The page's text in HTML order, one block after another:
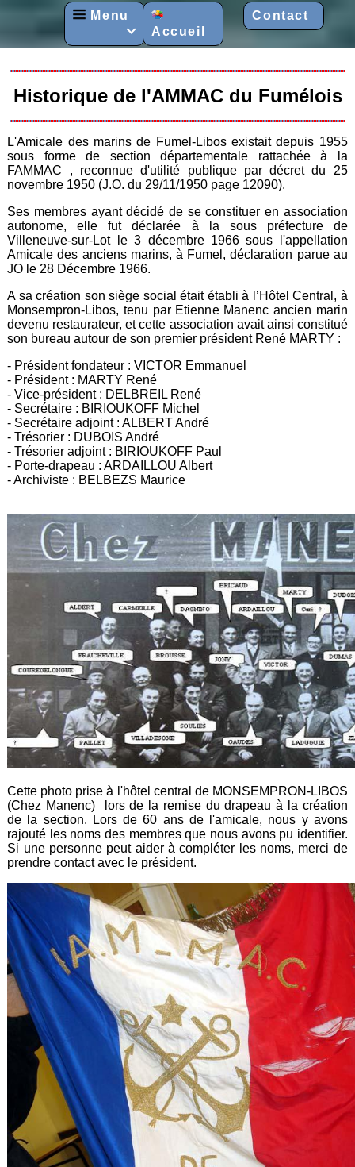
Menu
 Accueil
Contact
Historique de l'AMMAC du Fumélois
L'Amicale des marins de Fumel-Libos existait depuis 1955
sous forme de section départementale rattachée à la
FAMMAC , reconnue d'utilité publique par décret du 25
novembre 1950 (J.O. du 29/11/1950 page 12090).
Ses membres ayant décidé de se constituer en association
autonome, elle fut déclarée à la sous préfecture de
Villeneuve-sur-Lot le 3 décembre 1966 sous l'appellation
Amicale des anciens marins, à Fumel, déclaration parue au
JO le 28 Décembre 1966.
A sa création son siège social était établi à l’Hôtel Central, à
Monsempron-Libos, tenu par Etienne Manenc ancien marin
devenu restaurateur, et cette association avait ainsi constitué
son bureau autour de son premier président René MARTY :
- Président fondateur : VICTOR Emmanuel
- Président : MARTY René
- Vice-président : DELBREIL René
- Secrétaire : BIRIOUKOFF Michel
- Secrétaire adjoint : ALBERT André
- Trésorier : DUBOIS André
- Trésorier adjoint : BIRIOUKOFF Paul
- Porte-drapeau : ARDAILLOU Albert
- Archiviste : BELBEZS Maurice
Cette photo prise à l'hôtel central de MONSEMPRON-LIBOS
(Chez Manenc) lors de la remise du drapeau à la création
de la section. Lors de 60 ans de l'amicale, nous y avons
rajouté les noms des membres que nous avons pu identifier.
Si une personne peut aider à compléter les noms, merci de
prendre contact avec le président.